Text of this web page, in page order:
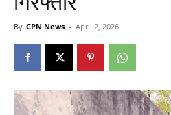
By CPN News - April 2, 2026